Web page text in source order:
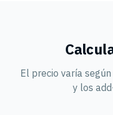
El precio varía
y los